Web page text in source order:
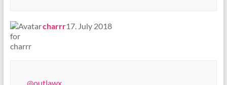
charrr
says: 17. July 2018
@outlawx